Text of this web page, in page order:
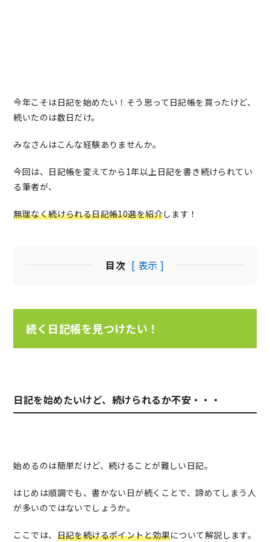
今年こそは日記を始めたい！そう思って日記帳を買ったけど、
続いたのは数日だけ。
みなさんはこんな経験ありませんか。
今回は、日記帳を変えてから1年以上日記を書き続けられてい
る筆者が、
無理なく続けられる日記帳10選を紹介します！
目次 [ 表示 ]
続く日記帳を見つけたい！
日記を始めたいけど、続けられるか不安・・・
始めるのは簡単だけど、続けることが難しい日記。
はじめは順調でも、書かない日が続くことで、諦めてしまう人
が多いのではないでしょうか。
ここでは、 日記を続けるポイントと効果について解説します。